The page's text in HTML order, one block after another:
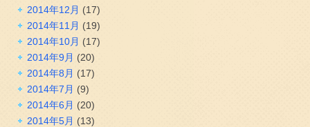
2014年12月 (17)
2014年11月 (19)
2014年10月 (17)
2014年9月 (20)
2014年8月 (17)
2014年7月 (9)
2014年6月 (20)
2014年5月 (13)